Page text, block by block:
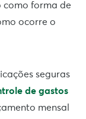
como forma de
ocorre o
seguras
de gastos
mensal